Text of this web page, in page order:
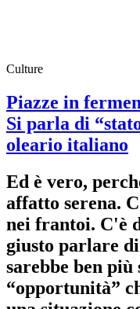
Culture
Piazze in
Si parla di
oleario italiano
Ed è vero,
affatto serena.
nei frantoi. C'è
giusto parlare
sarebbe ben
“opportunità”